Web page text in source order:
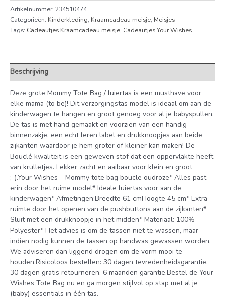
Artikelnummer: 234510474
Categorieën: Kinderkleding, Kraamcadeau meisje, Meisjes
Tags: Cadeautjes Kraamcadeau meisje, Cadeautjes Your Wishes
Beschrijving
Deze grote Mommy Tote Bag / luiertas is een musthave voor
elke mama (to be)! Dit verzorgingstas model is ideaal om aan de
kinderwagen te hangen en groot genoeg voor al je babyspullen.
De tas is met hand gemaakt en voorzien van een handig
binnenzakje, een echt leren label en drukknoopjes aan beide
zijkanten waardoor je hem groter of kleiner kan maken! De
Bouclé kwaliteit is een geweven stof dat een oppervlakte heeft
van krulletjes. Lekker zacht en aaibaar voor klein en groot
;-).Your Wishes – Mommy tote bag boucle oudroze* Alles past
erin door het ruime model* Ideale luiertas voor aan de
kinderwagen* Afmetingen:Breedte 61 cmHoogte 45 cm* Extra
ruimte door het openen van de pushbuttons aan de zijkanten*
Sluit met een drukknoopje in het midden* Materiaal: 100%
Polyester* Het advies is om de tassen niet te wassen, maar
indien nodig kunnen de tassen op handwas gewassen worden.
We adviseren dan liggend drogen om de vorm mooi te
houden.Risicoloos bestellen: 30 dagen tevredenheidsgarantie.
30 dagen gratis retourneren. 6 maanden garantie.Bestel de Your
Wishes Tote Bag nu en ga morgen stijlvol op stap met al je
(baby) essentials in één tas.